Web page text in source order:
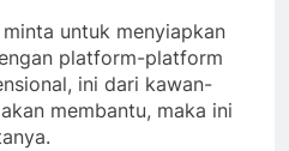
untuk menyiapkan
platform-platform
ini dari kawan-
membantu, maka ini